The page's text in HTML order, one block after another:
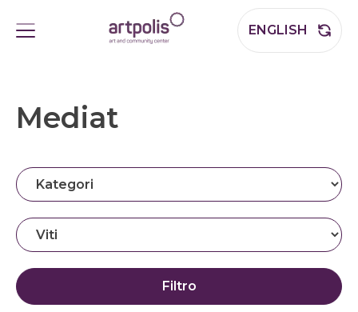
ENGLISH
Mediat
Filtro